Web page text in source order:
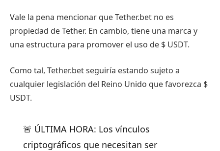
Vale la pena mencionar que Tether.bet no es
propiedad de Tether. En cambio, tiene una marca y
una estructura para promover el uso de $ USDT.
Como tal, Tether.bet seguiría estando sujeto a
cualquier legislación del Reino Unido que favorezca $
USDT.
🚨 ÚLTIMA HORA: Los vínculos
criptográficos que necesitan ser